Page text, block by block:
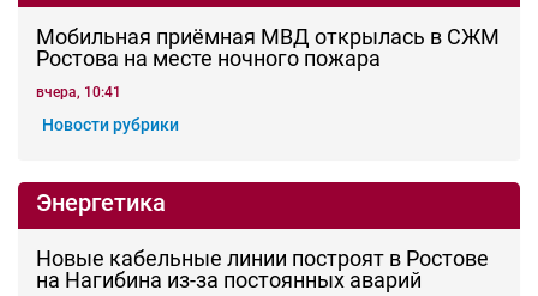
«ПАНОРАМА 24» Вся Россия